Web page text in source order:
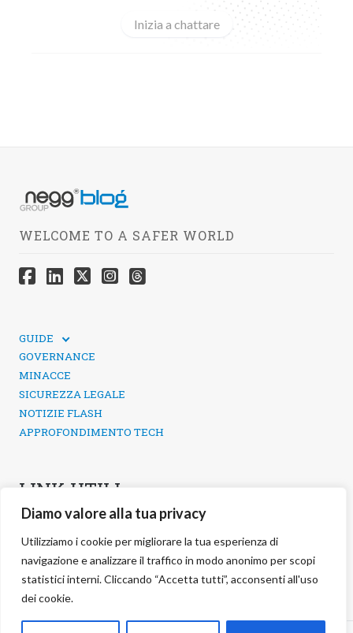
Diamo valore alla tua privacy
Utilizziamo i cookie per migliorare la tua esperienza di
navigazione e analizzare il traffico in modo anonimo per scopi
statistici interni. Cliccando “Accetta tutti”, acconsenti all'uso
dei cookie.
Inizia a chattare
WELCOME TO A SAFER WORLD
GUIDE
SICUREZZA DEI SOCIAL MEDIA
GOVERNANCE
MINACCE
SICUREZZA LEGALE
NOTIZIE FLASH
APPROFONDIMENTO TECH
LINK UTILI
CONTATTI
INFORMATIVA SULLA PRIVACY
POLITICA DEI COOKIE
GESTIONE COOKIE